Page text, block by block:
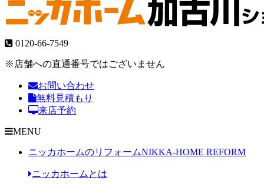
0120-66-7549
※店舗への直通番号ではございません
お問い合わせ
無料見積もり
来店予約
MENU
ニッカホームのリフォームNIKKA-HOME REFORM
ニッカホームとは